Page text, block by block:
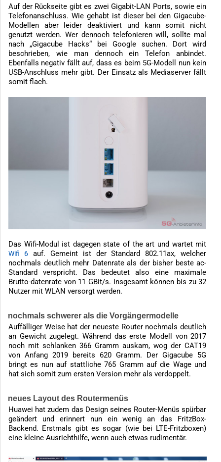
Auf der Rückseite gibt es zwei Gigabit-LAN Ports, sowie ein
Telefonanschluss. Wie gehabt ist dieser bei den Gigacube-
Modellen aber leider deaktiviert und kann somit nicht
genutzt werden. Wer dennoch telefonieren will, sollte mal
nach „Gigacube Hacks“ bei Google suchen. Dort wird
beschrieben, wie man dennoch ein Telefon anbindet.
Ebenfalls negativ fällt auf, dass es beim 5G-Modell nun kein
USB-Anschluss mehr gibt. Der Einsatz als Mediaserver fällt
somit flach.
Das Wifi-Modul ist dagegen state of the art und wartet mit
Wifi 6auf. Gemeint ist der Standard 802.11ax, welcher
nochmals deutlich mehr Datenrate als der bisher beste ac-
Standard verspricht. Das bedeutet also eine maximale
Brutto-datenrate von 11 GBit/s. Insgesamt können bis zu 32
Nutzer mit WLAN versorgt werden.
nochmals schwerer als die Vorgängermodelle
Auffälliger Weise hat der neueste Router nochmals deutlich
an Gewicht zugelegt. Während das erste Modell von 2017
noch mit schlanken 366 Gramm auskam, wog der CAT19
von Anfang 2019 bereits 620 Gramm. Der Gigacube 5G
bringt es nun auf stattliche 765 Gramm auf die Wage und
hat sich somit zum ersten Version mehr als verdoppelt.
neues Layout des Routermenüs
Huawei hat zudem das Design seines Router-Menüs spürbar
geändert und erinnert nun ein wenig an das FritzBox-
Backend. Erstmals gibt es sogar (wie bei LTE-Fritzboxen)
eine kleine Ausrichthilfe, wenn auch etwas rudimentär.